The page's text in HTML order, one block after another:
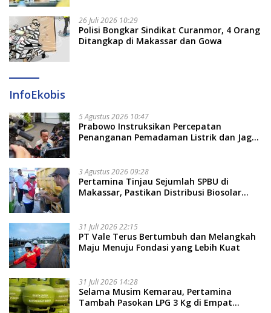
26 Juli 2026 10:29
Polisi Bongkar Sindikat Curanmor, 4 Orang
Ditangkap di Makassar dan Gowa
InfoEkobis
5 Agustus 2026 10:47
Prabowo Instruksikan Percepatan
Penanganan Pemadaman Listrik dan Jaga
3 Agustus 2026 09:28
Pertamina Tinjau Sejumlah SPBU di
Makassar, Pastikan Distribusi Biosolar
31 Juli 2026 22:15
PT Vale Terus Bertumbuh dan Melangkah
Maju Menuju Fondasi yang Lebih Kuat
31 Juli 2026 14:28
Selama Musim Kemarau, Pertamina
Tambah Pasokan LPG 3 Kg di Empat